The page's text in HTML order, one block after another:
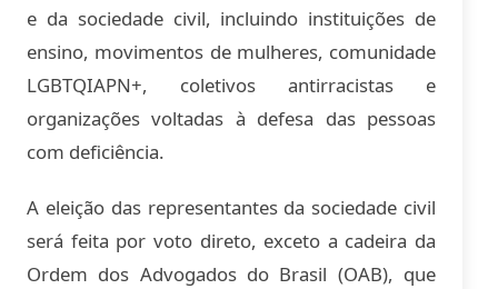
e da sociedade civil, incluindo instituições de
ensino, movimentos de mulheres, comunidade
LGBTQIAPN+, coletivos antirracistas e
organizações voltadas à defesa das pessoas
com deficiência.
A eleição das representantes da sociedade civil
será feita por voto direto, exceto a cadeira da
Ordem dos Advogados do Brasil (OAB), que